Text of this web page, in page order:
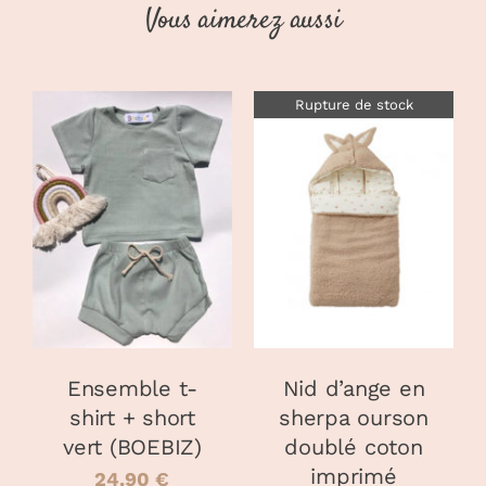
Vous aimerez aussi
CHOIX DES
OPTIONS
CE
PRODUIT
A
PLUSIEURS
VARIATIONS.
LES
PEUVENT
ÊTRE
CHOISIES
SUR
LA
/
DÉTAILS
Ensemble t-
shirt + short
vert (BOEBIZ)
24.90€
Rupture de stock
DÉTAILS
Nid d’ange en
sherpa ourson
doublé coton
imprimé